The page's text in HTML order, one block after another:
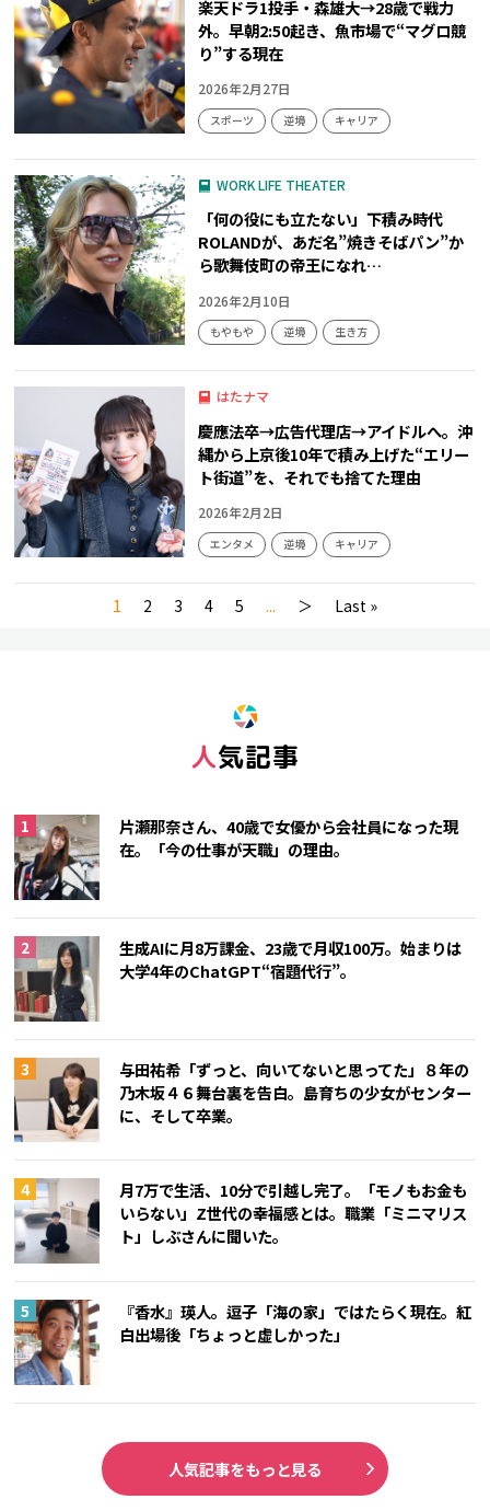
楽天ドラ1投手・森雄大→28歳で戦力
外。早朝2:50起き、魚市場で“マグロ競
り”する現在
2026年2月27日
スポーツ 逆境 キャリア
WORK LIFE THEATER
「何の役にも立たない」下積み時代
ROLANDが、あだ名”焼きそばパン”か
ら歌舞伎町の帝王になれ…
2026年2月10日
もやもや 逆境 生き方
はたナマ
慶應法卒→広告代理店→アイドルへ。沖
縄から上京後10年で積み上げた“エリー
ト街道”を、それでも捨てた理由
2026年2月2日
エンタメ 逆境 キャリア
1 2 3 4 5 ... ＞ Last »
人気記事
片瀬那奈さん、40歳で女優から会社員になった現
在。「今の仕事が天職」の理由。
生成AIに月8万課金、23歳で月収100万。始まりは
大学4年のChatGPT“宿題代行”。
与田祐希「ずっと、向いてないと思ってた」８年の
乃木坂４６舞台裏を告白。島育ちの少女がセンター
に、そして卒業。
月7万で生活、10分で引越し完了。「モノもお金も
いらない」Z世代の幸福感とは。職業「ミニマリス
ト」しぶさんに聞いた。
『香水』瑛人。逗子「海の家」ではたらく現在。紅
白出場後「ちょっと虚しかった」
人気記事をもっと見る